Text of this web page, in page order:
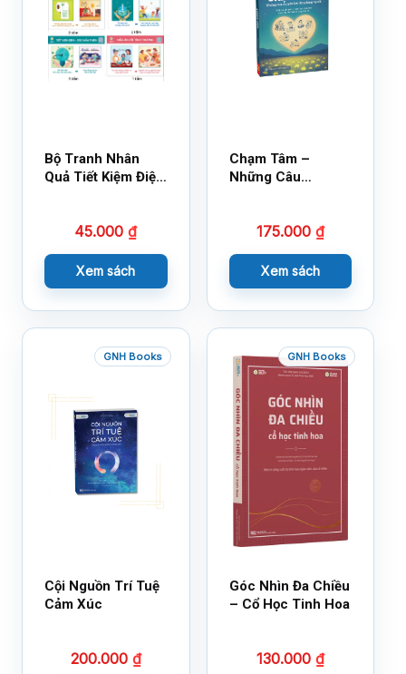
Bộ Tranh Nhân
Quả Tiết Kiệm Điện
45.000₫
Xem sách
Chạm Tâm –
Những Câu
175.000 ₫
Xem sách
GNH Books
Cội Nguồn Trí Tuệ
Cảm Xúc
200.000 ₫
GNH Books
Góc Nhìn Đa Chiều
– Cổ Học Tinh Hoa
130.000 ₫